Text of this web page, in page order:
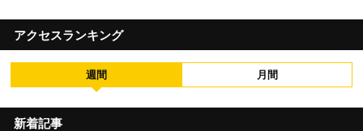
アクセスランキング
週間 月間
新着記事